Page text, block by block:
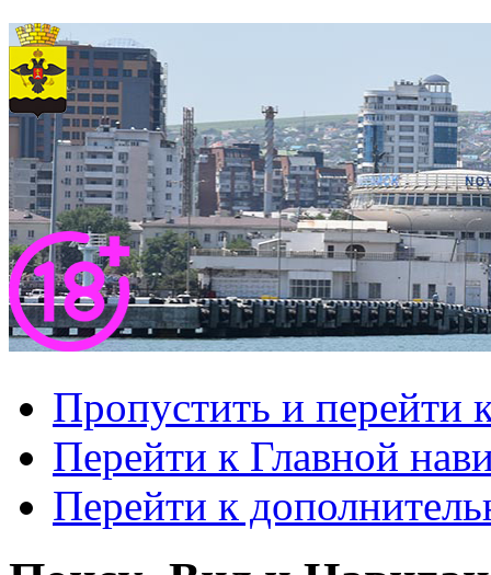
Пропустить и перейти
Перейти к Главной
Перейти к